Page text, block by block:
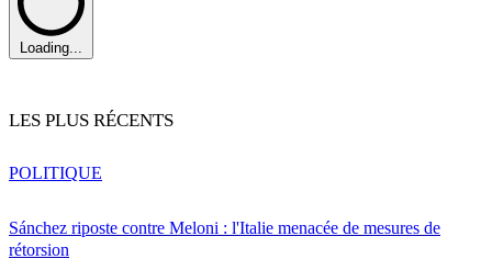
Loading...
LES PLUS RÉCENTS
Sánchez riposte contre Meloni : l'Italie menacée de mesures de
rétorsion
POLITIQUE